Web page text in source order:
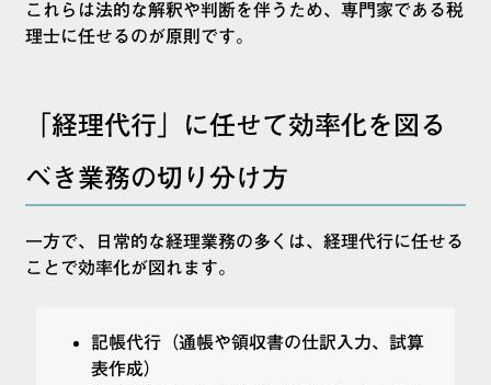
これらは法的な解釈や判断を伴うため、専門家である税
理士に任せるのが原則です。
「経理代行」に任せて効率化を図る
べき業務の切り分け方
一方で、日常的な経理業務の多くは、経理代行に任せる
ことで効率化が図れます。
記帳代行（通帳や領収書の仕訳入力、試算
表作成）